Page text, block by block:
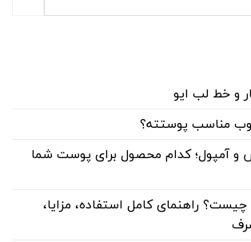
و خط لب ایو
مناسب پوستته؟
و آمپول؛ کدام محصول برای پوست شما
راهنمای کامل استفاده، مزایا،